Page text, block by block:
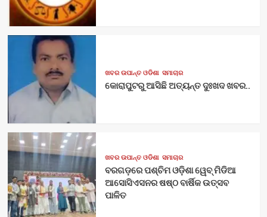
ଖବର ଉପାନ୍ତ ଓଡିଶା ସମାଚାର
କୋରାପୁଟରୁ ଆସିଛି ଅତ୍ୟନ୍ତ ଦୁଃଖଦ ଖବର..
ଖବର ଉପାନ୍ତ ଓଡିଶା ସମାଚାର
ବରଗଡ଼ରେ ପଶ୍ଚିମ ଓଡ଼ିଶା ୱେବ୍ ମିଡିଆ
ଆସୋସିଏସନର ଷଷ୍ଠ ବାର୍ଷିକ ଉତ୍ସବ
ପାଳିତ